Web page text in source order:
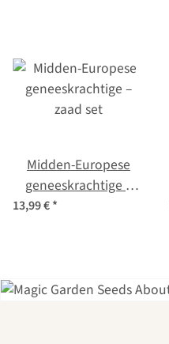
Midden-Europese
geneeskrachtige –
zaad set
13,99 €*